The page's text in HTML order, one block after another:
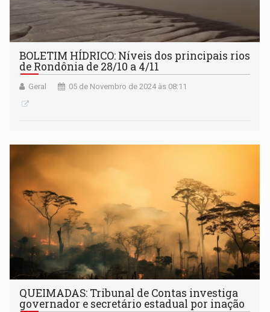
BOLETIM HÍDRICO: Níveis dos principais rios
de Rondônia de 28/10 a 4/11
Geral 05 de Novembro de 2024 às 08:11
QUEIMADAS: Tribunal de Contas investiga
governador e secretário estadual por inação